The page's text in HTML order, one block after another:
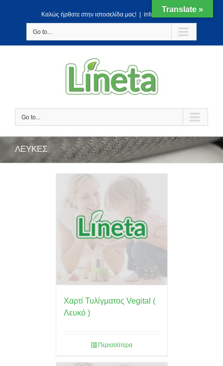
Kαλώς ήρθατε στην ιστοσελίδα μας! info@lineta.gr
Go to...
Go to...
ΛΕΥΚΕΣ
Χαρτί Τυλίγματος Vegital (
Λευκό )
Περισσότερα
Translate »